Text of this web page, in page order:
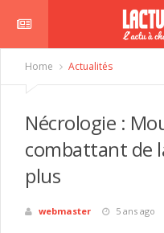
Home Actualités
Nécrologie :
combattant de
plus
webmaster 5 ans ago